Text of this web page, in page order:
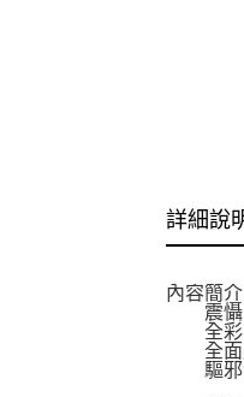
詳細說
內容簡介
震懾
全彩
全面展
驅邪消